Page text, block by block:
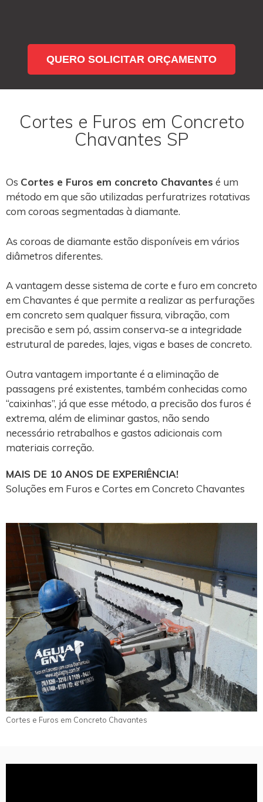
QUERO SOLICITAR ORÇAMENTO
Cortes e Furos em Concreto
Chavantes SP
Os Cortes e Furos em concreto Chavantes é um
método em que são utilizadas perfuratrizes rotativas
com coroas segmentadas à diamante.
As coroas de diamante estão disponíveis em vários
diâmetros diferentes.
A vantagem desse sistema de corte e furo em concreto
em Chavantes é que permite a realizar as perfurações
em concreto sem qualquer fissura, vibração, com
precisão e sem pó, assim conserva-se a integridade
estrutural de paredes, lajes, vigas e bases de concreto.
Outra vantagem importante é a eliminação de
passagens pré existentes, também conhecidas como
“caixinhas”, já que esse método, a precisão dos furos é
extrema, além de eliminar gastos, não sendo
necessário retrabalhos e gastos adicionais com
materiais correção.
MAIS DE 10 ANOS DE EXPERIÊNCIA!
Soluções em Furos e Cortes em Concreto Chavantes
Cortes e Furos em Concreto Chavantes